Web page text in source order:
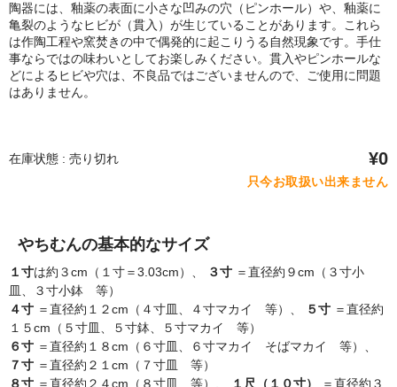
陶器には、釉薬の表面に小さな凹みの穴（ピンホール）や、釉薬に
亀裂のようなヒビが（貫入）が生じていることがあります。これら
は作陶工程や窯焚きの中で偶発的に起こりうる自然現象です。手仕
事ならではの味わいとしてお楽しみください。貫入やピンホールな
どによるヒビや穴は、不良品ではございませんので、ご使用に問題
はありません。
在庫状態 : 売り切れ ¥0
只今お取扱い出来ません
やちむんの基本的なサイズ
１寸は約３cm（１寸＝3.03cm）、 ３寸 ＝直径約９cm（３寸小
皿、３寸小鉢 等）
４寸 ＝直径約１２cm（４寸皿、４寸マカイ 等）、 ５寸 ＝直径約
１５cm（５寸皿、５寸鉢、５寸マカイ 等）
６寸 ＝直径約１８cm（６寸皿、６寸マカイ そばマカイ 等）、
７寸 ＝直径約２１cm（７寸皿 等）
８寸 ＝直径約２４cm（８寸皿 等）、 １尺（１０寸）
＝直径約３